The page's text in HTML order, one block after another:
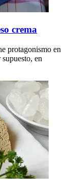
crema
protagonismo en
en